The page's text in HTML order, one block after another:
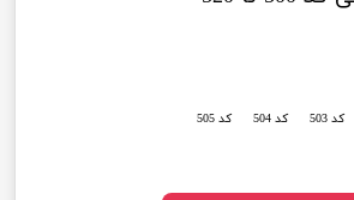
کد 503 کد 504
کد 505